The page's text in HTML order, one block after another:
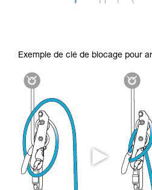
Exemple de clé de blocage pour